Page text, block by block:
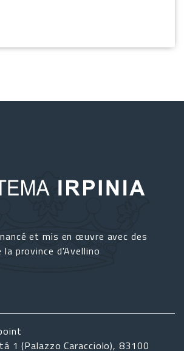
et mis en œuvre avec des
la province d'Avellino
1 (Palazzo Caracciolo), 83100